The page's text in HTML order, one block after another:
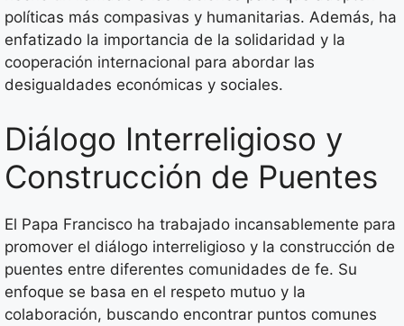
políticas más compasivas y humanitarias. Además, ha
enfatizado la importancia de la solidaridad y la
cooperación internacional para abordar las
desigualdades económicas y sociales.
Diálogo Interreligioso y
Construcción de Puentes
El Papa Francisco ha trabajado incansablemente para
promover el diálogo interreligioso y la construcción de
puentes entre diferentes comunidades de fe. Su
enfoque se basa en el respeto mutuo y la
colaboración, buscando encontrar puntos comunes